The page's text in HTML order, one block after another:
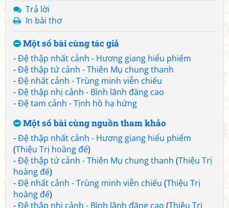
Trả lời
In bài thơ
Một số bài cùng tác giả
-Đệ thập nhất cảnh - Hương giang hiểu phiếm
-Đệ thập tứ cảnh - Thiên Mụ chung thanh
-Đệ nhất cảnh - Trùng minh viễn chiếu
-Đệ thập nhị cảnh - Bình lãnh đăng cao
-Đệ tam cảnh - Tịnh hồ hạ hứng
Một số bài cùng nguồn tham khảo
-Đệ thập nhất cảnh - Hương giang hiểu phiếm
(Thiệu Trị hoàng đế)
-Đệ thập tứ cảnh - Thiên Mụ chung thanh (Thiệu Trị
hoàng đế)
-Đệ nhất cảnh - Trùng minh viễn chiếu (Thiệu Trị
hoàng đế)
-Đệ thập nhị cảnh - Bình lãnh đăng cao (Thiệu Trị